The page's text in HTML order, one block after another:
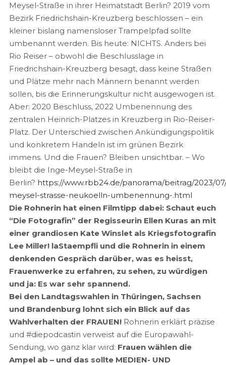
Meysel-Straße in ihrer Heimatstadt Berlin? 2019 vom
Bezirk Friedrichshain-Kreuzberg beschlossen – ein
kleiner bislang namensloser Trampelpfad sollte
umbenannt werden. Bis heute: NICHTS. Anders bei
Rio Reiser – obwohl die Beschlusslage in
Friedrichshain-Kreuzberg besagt, dass keine Straßen
und Plätze mehr nach Männern benannt werden
sollen, bis die Erinnerungskultur nicht ausgewogen ist.
Aber: 2020 Beschluss, 2022 Umbenennung des
zentralen Heinrich-Platzes in Kreuzberg in Rio-Reiser-
Platz. Der Unterschied zwischen Ankündigungspolitik
und konkretem Handeln ist im grünen Bezirk
immens. Und die Frauen? Bleiben unsichtbar. – Wo
bleibt die Inge-Meysel-Straße in
Berlin? https://www.rbb24.de/panorama/beitrag/2023/
meysel-strasse-neukoelln-umbenennung-.html
Die Rohnerin hat einen Filmtipp dabei: Schaut euch
“Die Fotografin” der Regisseurin Ellen Kuras an mit
einer grandiosen Kate Winslet als Kriegsfotografin
Lee Miller! laStaempfli und die Rohnerin in einem
denkenden Gespräch darüber, was es heisst,
Frauenwerke zu erfahren, zu sehen, zu würdigen
und ja: Es war sehr spannend.
Bei den Landtagswahlen in Thüringen, Sachsen
und Brandenburg lohnt sich ein Blick auf das
Wahlverhalten der FRAUEN!Rohnerin erklärt präzise
und #diepodcastin verweist auf die Europawahl-
Sendung, wo ganz klar wird: Frauen wählen die
Ampel ab – und das sollte MEDIEN- UND